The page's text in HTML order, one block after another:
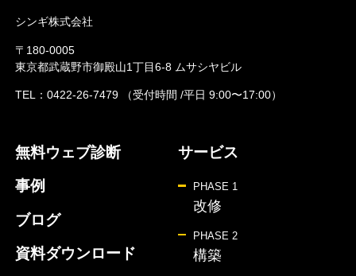
シンギ株式会社
〒180-0005
東京都武蔵野市御殿山1丁目6-8 ムサシヤビル
TEL：0422-26-7479 （受付時間 /平日 9:00〜17:00）
無料ウェブ診断
事例
ブログ
資料ダウンロード
サービス
PHASE 1
改修
PHASE 2
構築